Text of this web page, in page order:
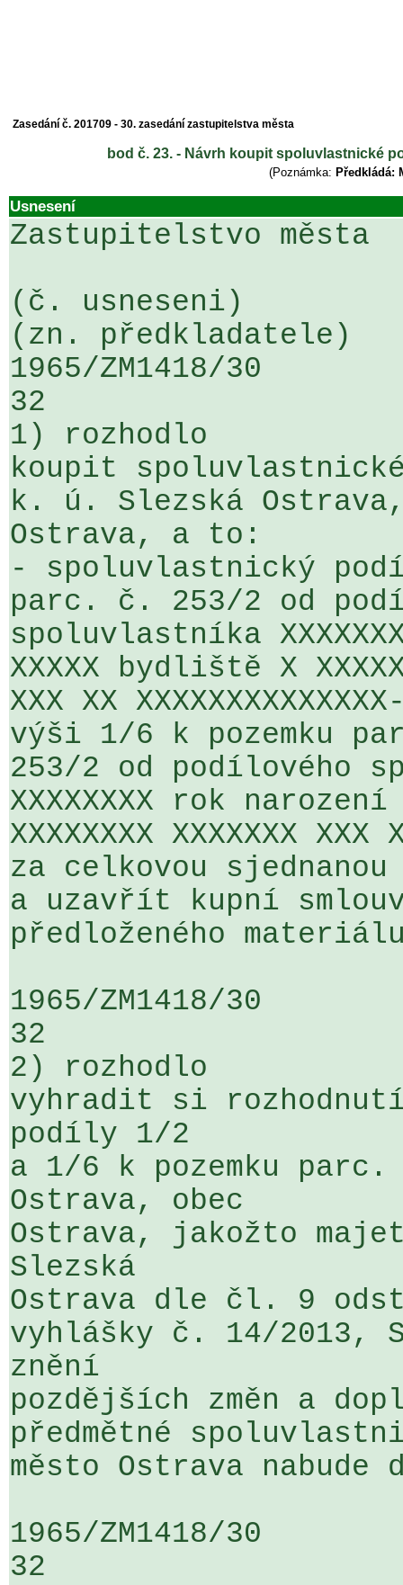
Zasedání č. 201709 - 30. zasedání zastupitelstva města
bod č. 23. - Návrh koupit spoluvlastnické
(Poznámka: Předkládá:
Usnesení
Zastupitelstvo města
(č. usneseni)
(zn. předkladatele)
1965/ZM1418/30
32
1) rozhodlo
koupit
k. ú. Slezská
Ostrava, a to:
- spoluvlastnický
parc. č. 253/2 od
spoluvlastníka
XXXXX bydliště X
XXX XX
výši 1/6 k pozemku
253/2 od podílového
XXXXXXXX rok
XXXXXXXX XXXXXXX XXX
za celkovou
a uzavřít kupní
předloženého
1965/ZM1418/30
32
2) rozhodlo
vyhradit si
podíly 1/2
a 1/6 k pozemku
Ostrava, obec
Ostrava, jakožto
Slezská
Ostrava dle čl. 9
vyhlášky č. 14/2013,
znění
pozdějších změn a
předmětné
město Ostrava
1965/ZM1418/30
32